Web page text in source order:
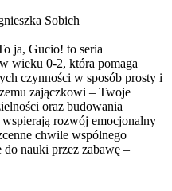
Sobich
ja, Gucio! to seria
wieku 0-2, która pomaga
czynności w sposób prosty i
zajączkowi – Twoje
oraz budowania
rozwój emocjonalny
chwile wspólnego
nauki przez zabawę –